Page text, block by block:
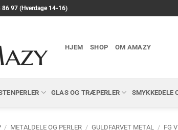
97 (Hverdage 14-16)
HJEM SHOP OM AMAZY
GLAS OG TRÆPERLER SMYKKEDELE
/ METALDELE OG PERLER / GULDFARVET METAL / FG